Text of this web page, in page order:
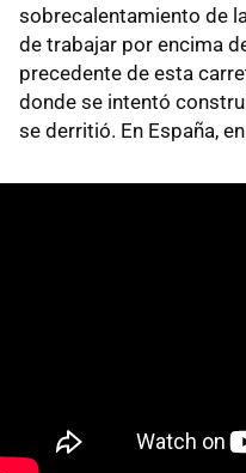
sobrecalentamiento de
de trabajar por encima
precedente de esta
donde se intentó
se derritió. En España,